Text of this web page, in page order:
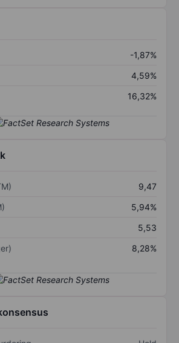
-1,87%
4,59%
16,32%
9,47
5,94%
5,53
8,28%